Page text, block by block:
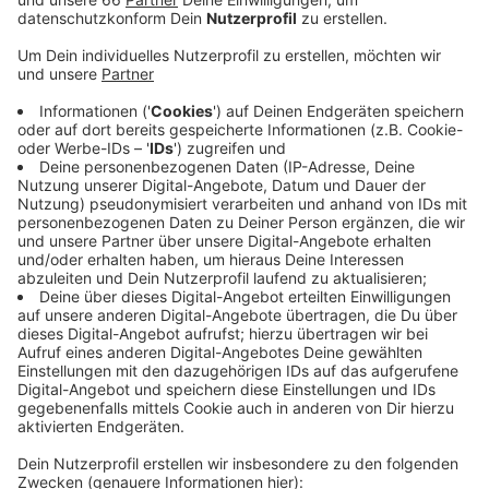
De Wijs war in der vergangenen Rückrunde vom
englischen Zweitligisten Queens Park Rangers
ausgeliehen und spielte sich mit starken Leistungen in
die Herzen der Fans. Der 27jährige ist heute bereits im
Trainingslager der Fortuna in Österreich angekommen.
Anzeige
Weitere Infos und Links zum Thema
Anzeige
So berichtet die Fortuna: